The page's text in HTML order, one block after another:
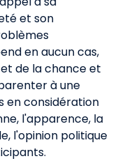
et son
en aucun cas,
de la chance et
à une
en considération
l'apparence, la
l'opinion politique